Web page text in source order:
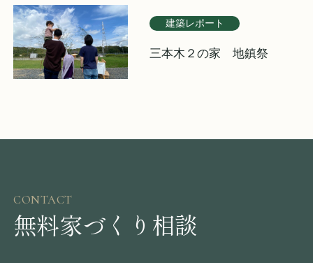
建築レポート
三本木２の家 地鎮祭
CONTACT
無料家づくり相談